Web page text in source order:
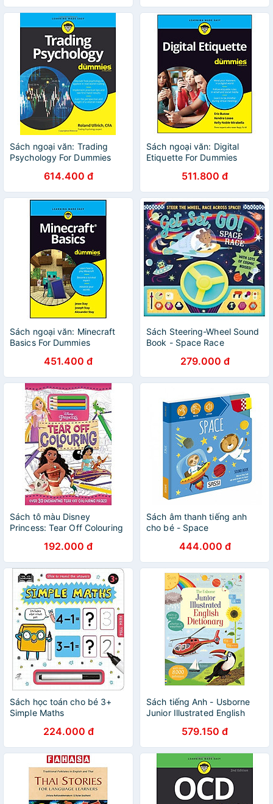
Sách ngoại văn: Trading
Psychology For Dummies
614.400 đ
Sách ngoại văn: Digital
Etiquette For Dummies
511.800 đ
Sách ngoại văn: Minecraft
Basics For Dummies
451.400 đ
Sách Steering-Wheel Sound
Book - Space Race
279.000 đ
Sách tô màu Disney
Princess: Tear Off Colouring
192.000 đ
Sách âm thanh tiếng anh
cho bé - Space
444.000 đ
Sách học toán cho bé 3+
Simple Maths
224.000 đ
Sách tiếng Anh - Usborne
Junior Illustrated English
579.150 đ